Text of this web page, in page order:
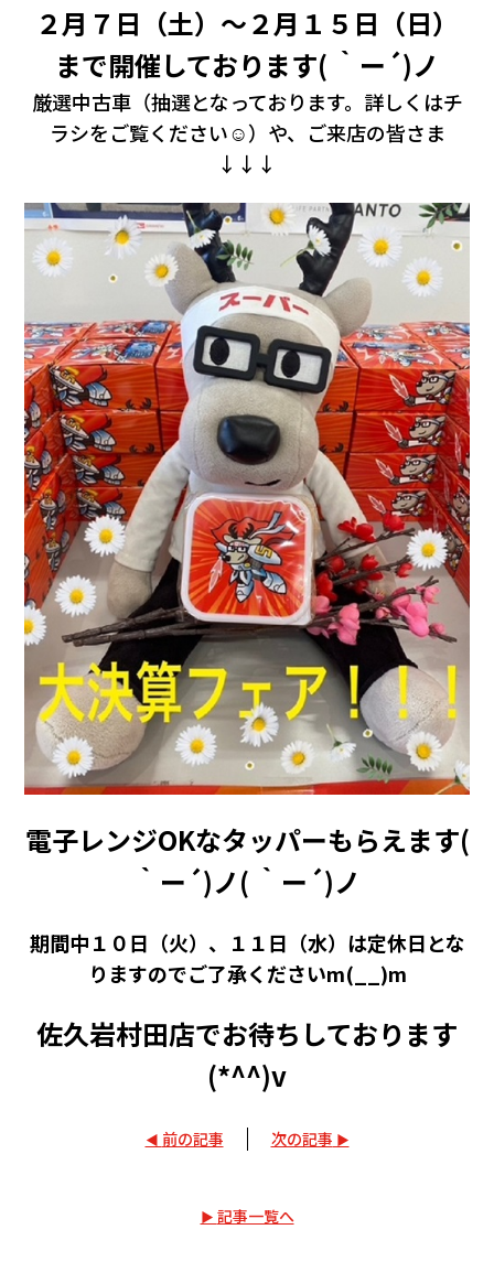
お問
２月７日（土）～２月１５日（日）
まで開催しております( ｀ー´)ノ
厳選中古車（抽選となっております。詳しくはチ
ラシをご覧ください☺）や、ご来店の皆さま
↓↓↓
電子レンジOKなタッパーもらえます(
｀ー´)ノ( ｀ー´)ノ
期間中１０日（火）、１１日（水）は定休日とな
りますのでご了承くださいm(__)m
佐久岩村田店でお待ちしております
(*^^)v
前の記事 次の記事
記事一覧へ